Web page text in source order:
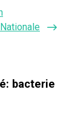
bacterie